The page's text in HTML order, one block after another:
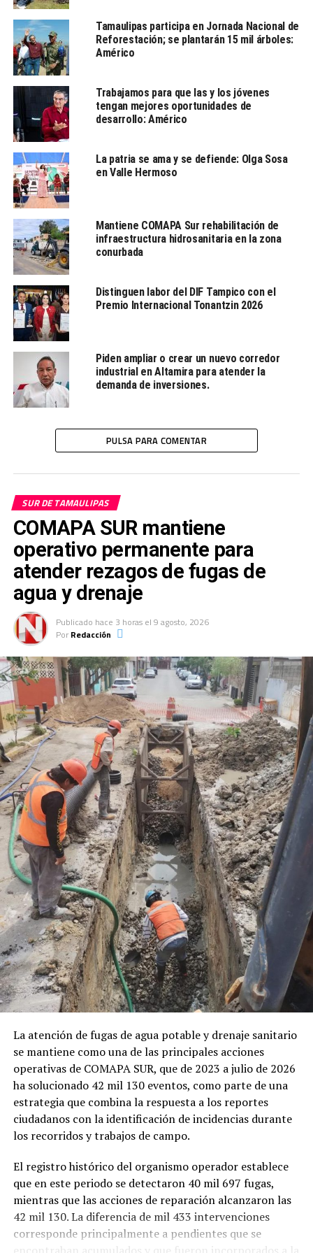
agenda, toda vez que el empresariado desea y necesita
crecer, ver cómo se genera más empleo y, sobre todo,
restablecer también los niveles de comercio que llegó a
haber en la zona, a la que tradicionalmente se calificaba
como el centro comercial de las huastecas, un nivel al
que se quiere llegar nuevamente con un mayor número
de inversiones.
TEMAS RELACIONADOS: CIESTH ROBOS
TAMAULIPAS
TAMPICO
LE SIGUE
Dos lesionados en choque en la Avenida Hidalgo
NO TE PIERDAS
145 MDP, derrama económica veraniega en Tampico al
término de 2 semanas y media
Redacción
Desde la redacción.
Tamaulipas participa en Jornada Nacional de
Reforestación; se plantarán 15 mil árboles:
Américo
Trabajamos para que las y los jóvenes
tengan mejores oportunidades de
desarrollo: Américo
La patria se ama y se defiende: Olga Sosa
en Valle Hermoso
Mantiene COMAPA Sur rehabilitación de
infraestructura hidrosanitaria en la zona
conurbada
Distinguen labor del DIF Tampico con el
Premio Internacional Tonantzin 2026
Piden ampliar o crear un nuevo corredor
industrial en Altamira para atender la
demanda de inversiones.
PULSA PARA COMENTAR
SUR DE TAMAULIPAS
COMAPA SUR mantiene
operativo permanente para
atender rezagos de fugas de
agua y drenaje
Publicado hace 3 horas el 9 agosto, 2026
Por Redacción
La atención de fugas de agua potable y drenaje sanitario
se mantiene como una de las principales acciones
operativas de COMAPA SUR, que de 2023 a julio de 2026
ha solucionado 42 mil 130 eventos, como parte de una
estrategia que combina la respuesta a los reportes
ciudadanos con la identificación de incidencias durante
los recorridos y trabajos de campo.
El registro histórico del organismo operador establece
que en este periodo se detectaron 40 mil 697 fugas,
mientras que las acciones de reparación alcanzaron las
42 mil 130. La diferencia de mil 433 intervenciones
corresponde principalmente a pendientes que se